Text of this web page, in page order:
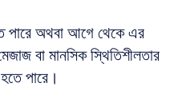
পারে অথবা আগে থেকে এর
বা মানসিক স্থিতিশীলতার
পারে।